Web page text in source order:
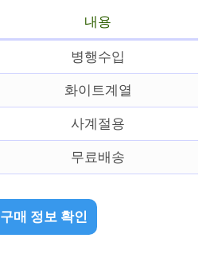
내용
병행수입
화이트계열
사계절용
무료배송
구매 정보 확인